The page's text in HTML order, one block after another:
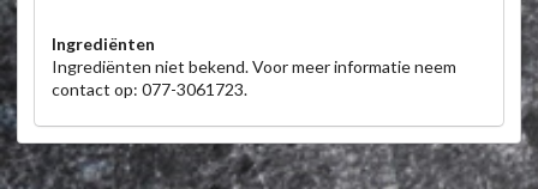
Ingrediënten
Ingrediënten niet bekend. Voor meer informatie neem
contact op: 077-3061723.